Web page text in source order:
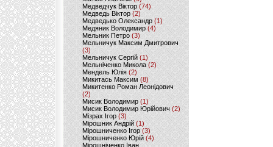
Медведчук Віктор(74)
Медведь Віктор (2)
Медведько Олександр (1)
Медяник Володимир(4)
Мельник Петро (3)
Мельничук Максим Дмитрович
(3)
Мельничук Сергій (1)
Мельніченко Микола (2)
Мендель Юлія (2)
Микитась Максим (8)
Микитенко Роман Леонідович
(2)
Мисик Володимир (1)
Мисик Володимир Юрійович(2)
Мізрах Ігор(3)
Мірошник Андрій(1)
Мірошниченко Ігор (3)
Мірошниченко Юрій(4)
Мірошніченко Іван